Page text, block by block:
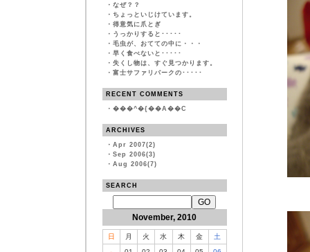
・ なぜ？？
・ ちょっといじけています。
・ 得意気に爪とぎ
・ うっかりすると･････
・ 毛虫が、おてての中に・・・
・ 早く食べないと･････
・ 失くし物は、すぐ見つかります。
・ 富士サファリパークの･････
RECENT COMMENTS
・ ���^�{��A��C
ARCHIVES
・ Apr 2007(2)
・ Sep 2006(3)
・ Aug 2006(7)
SEARCH
November, 2010
日 月 火 水 木 金
土